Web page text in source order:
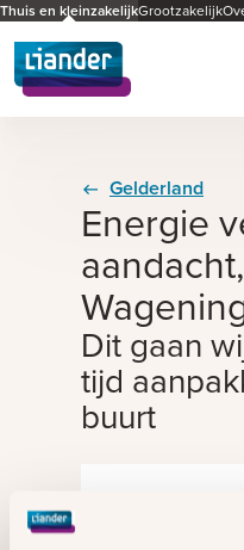
Thuis en kleinzakelijkGrootzakelijk
Gelderland
Energie
Dit gaan
tijd
buurt